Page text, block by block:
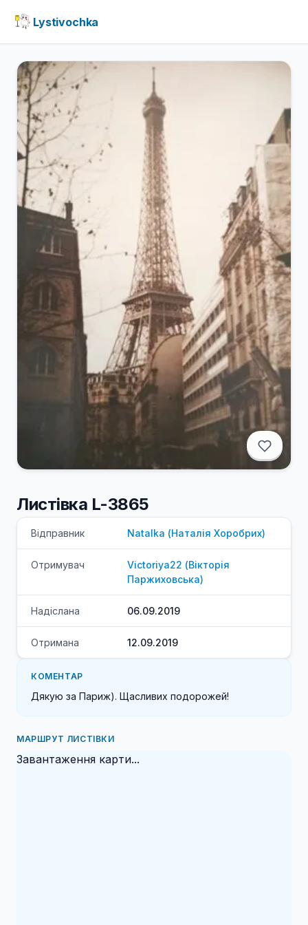
Lystivochka
Листівка L-3865
Відправник Natalka (Наталія Хоробрих)
Отримувач Victoriya22 (Вікторія
Паржиховська)
Надіслана 06.09.2019
Отримана 12.09.2019
КОМЕНТАР
Дякую за Париж). Щасливих подорожей!
МАРШРУТ ЛИСТІВКИ
Завантаження карти...